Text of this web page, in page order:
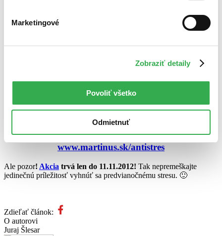
Marketingové
Zobraziť detaily
Povoliť všetko
Odmietnuť
Najlepšia ovečka je relaxačná ovečka! A k nej poštovné
! Minulý rok
sme jej hladkaním strávili desiatky tisíc minút a ona sa nám
predvianočnému stresu oveľa ľahšie!
Stačí nazbierať štvorlístky za všetky triky, ktoré ovečka dokáže
(zbohom produktivita v práci!) a je to!Poštovné zadarmo
vaše. 🙂 Ovečku, aj poradcu nájdete priamo na stránke akcie:
www.martinus.sk/antistres
Ale pozor! Akcia trvá len do 11.11.2012! Tak nepremeškajte
jedinečnú príležitosť vyhnúť sa predvianočnému stresu. 🙂
Zdieľať článok:
O autorovi
Juraj Šlesar